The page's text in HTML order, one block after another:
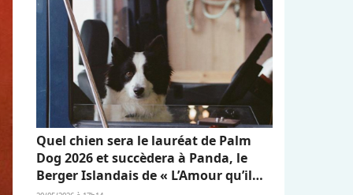
Quel chien sera le lauréat de Palm
Dog 2026 et succèdera à Panda, le
Berger Islandais de « L’Amour qu’il